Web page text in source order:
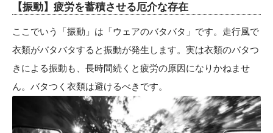
【振動】疲労を蓄積させる厄介な存在
ここでいう「振動」は「ウェアのバタバタ」です。走行風で
衣類がバタバタすると振動が発生します。実は衣類のバタつ
きによる振動も、長時間続くと疲労の原因になりかねませ
ん。バタつく衣類は避けるべきです。